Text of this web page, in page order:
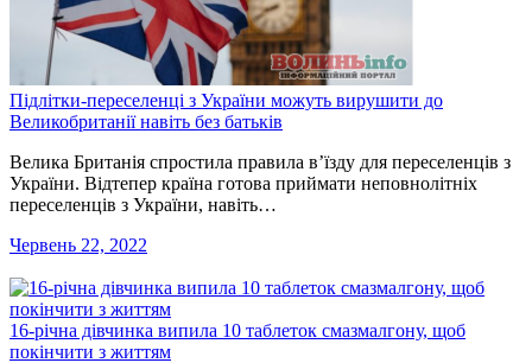
Підлітки-переселенці з України можуть вирушити до
Великобританії навіть без батьків
Велика Британія спростила правила в’їзду для переселенців з
України. Відтепер країна готова приймати неповнолітніх
переселенців з України, навіть…
Червень 22, 2022
16-річна дівчинка випила 10 таблеток смазмалгону, щоб
покінчити з життям